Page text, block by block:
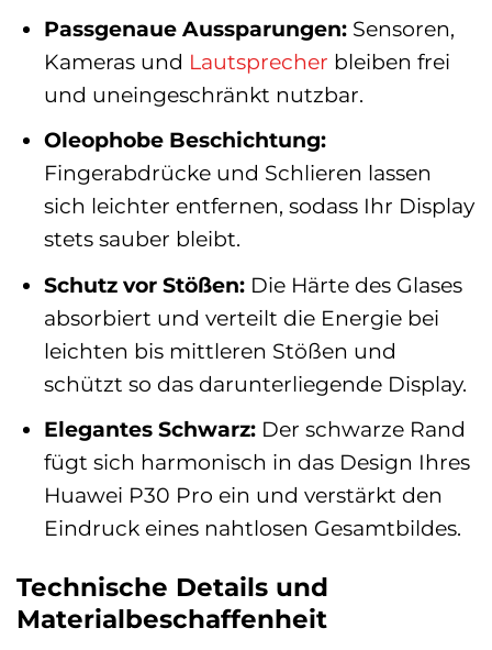
Passgenaue Aussparungen:Sensoren,
Kameras und Lautsprecher bleiben frei
und uneingeschränkt nutzbar.
Oleophobe Beschichtung:
Fingerabdrücke und Schlieren lassen
sich leichter entfernen, sodass Ihr Display
stets sauber bleibt.
Schutz vor Stößen:Die Härte des Glases
absorbiert und verteilt die Energie bei
leichten bis mittleren Stößen und
schützt so das darunterliegende Display.
Elegantes Schwarz:Der schwarze Rand
fügt sich harmonisch in das Design Ihres
Huawei P30 Pro ein und verstärkt den
Eindruck eines nahtlosen Gesamtbildes.
Technische Details und
Materialbeschaffenheit